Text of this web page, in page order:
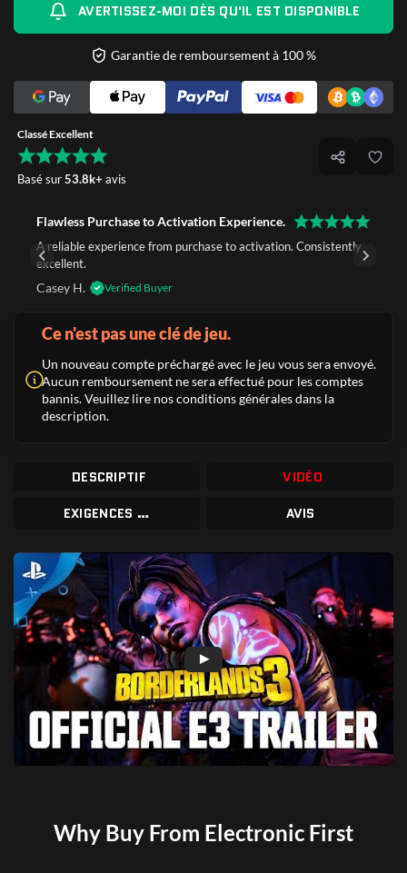
AVERTISSEZ-MOI DÈS QU'IL EST DISPONIBLE
Garantie de remboursement à 100 %
Classé Excellent
Basé sur53.8k+ avis
Flawless Purchase to Activation Experience.
A reliable experience from purchase to activation. Consistently
excellent.
Casey H. Verified Buyer
Ce n'est pas une clé de jeu.
Un nouveau compte préchargé avec le jeu vous sera envoyé.
Aucun remboursement ne sera effectué pour les comptes
bannis. Veuillez lire nos conditions générales dans la
description.
DESCRIPTIF
VIDÉO
EXIGENCES DU SYSTÈME
AVIS
Why Buy From Electronic First